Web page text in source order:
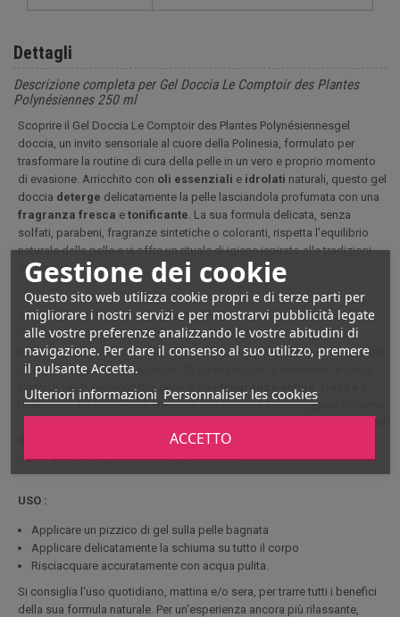
Gestione dei cookie
Questo sito web utilizza cookie propri e di terze parti per
migliorare i nostri servizi e per mostrarvi pubblicità legate
alle vostre preferenze analizzando le vostre abitudini di
navigazione. Per dare il consenso al suo utilizzo, premere
il pulsante Accetta.
Ulteriori informazioni Personnaliser les cookies
ACCETTO
Dettagli
Descrizione completa per Gel Doccia Le Comptoir des Plantes
Polynésiennes 250 ml
Scoprire il Gel Doccia Le Comptoir des Plantes Polynésiennesgel
doccia, un invito sensoriale al cuore della Polinesia, formulato per
trasformare la routine di cura della pelle in un vero e proprio momento
di evasione. Arricchito con oli essenziali e idrolati naturali, questo gel
doccia deterge delicatamente la pelle lasciandola profumata con una
fragranza fresca e tonificante . La sua formula delicata, senza
solfati, parabeni, fragranze sintetiche o coloranti, rispetta l'equilibrio
naturale della pelle e vi offre un rituale di igiene ispirato alle tradizioni
polinesiane.
Gel docciaLe Comptoir des Plantes Polynésiennesil Gel doccia
combina l'olio di cocco extravergine, rinomato per le sue proprietà
nutritive, con idrolati di aloe vera, rosmarino, ylang-ylang e vaniglia, per
un'esperienza sensoriale unica. Gli oli essenziali di rosmarino e ylang-
ylang di Tahiti avvolgono la pelle in una
fragranza sottile
tonificante. La sua texture cremosa si trasforma in una leggera schiuma
doccia lascia la pelle morbida, lenita e delicatamente profumata e
idrata gli strati superficiali dell'epidermide.
USO :
Applicare un pizzico di gel sulla pelle bagnata
Applicare delicatamente la schiuma su tutto il corpo
Risciacquare accuratamente con acqua pulita.
Si consiglia l'uso quotidiano, mattina e/o sera, per trarre tutti i benefici
della sua formula naturale. Per un'esperienza ancora più rilassante,